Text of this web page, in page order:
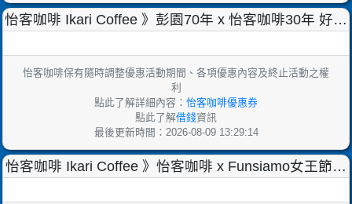
怡客咖啡 Ikari Coffee 》彭園70年 x 怡客咖啡30年 好粽
怡客咖啡保有隨時調整優惠活動期間、各項優惠內容及終止活動之權
利
點此了解詳細內容： 怡客咖啡優惠券
點此了解借錢資訊
最後更新時間：2026-08-09 13:29:14
怡客咖啡 Ikari Coffee 》怡客咖啡 x Funsiamo女王節提